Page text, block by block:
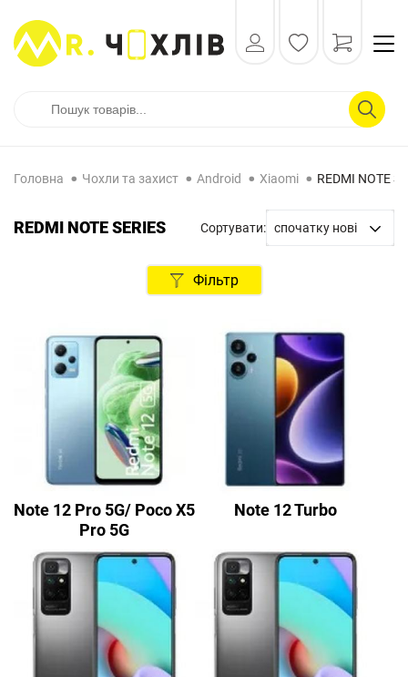
Головна Чохли та захист Android Xiaomi REDMI NOTE
REDMI NOTE SERIES Сортувати: спочатку нові
спочатку нові
Фільтр
Note 12 Pro 5G/ Poco X5
Pro 5G
Note 12 Turbo